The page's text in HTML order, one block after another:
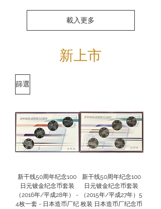
載入更多
新上市
篩選
新干线50周年纪念100
日元镀金纪念币套装
（2016年/平成28年） -
4枚一套 - 日本造币厂纪
新干线50周年纪念100
日元镀金纪念币套装
（2015年/平成27年）5
枚装 日本造币厂纪念币